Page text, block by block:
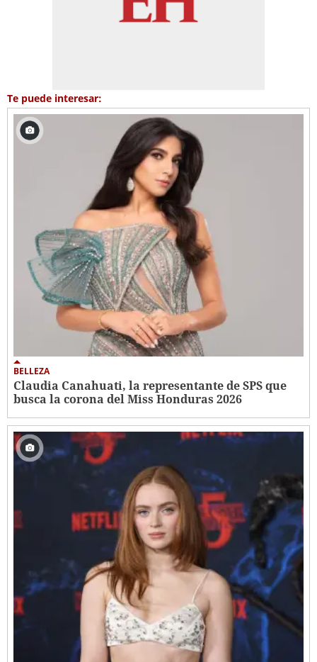
Te puede interesar:
BELLEZA
Claudia Canahuati, la representante de SPS que
busca la corona del Miss Honduras 2026